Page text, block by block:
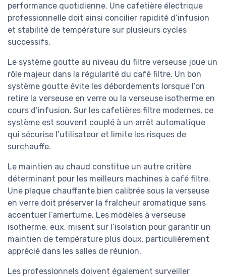
performance quotidienne. Une cafetière électrique
professionnelle doit ainsi concilier rapidité d’infusion
et stabilité de température sur plusieurs cycles
successifs.
Le système goutte au niveau du filtre verseuse joue un
rôle majeur dans la régularité du café filtre. Un bon
système goutte évite les débordements lorsque l’on
retire la verseuse en verre ou la verseuse isotherme en
cours d’infusion. Sur les cafetières filtre modernes, ce
système est souvent couplé à un arrêt automatique
qui sécurise l’utilisateur et limite les risques de
surchauffe.
Le maintien au chaud constitue un autre critère
déterminant pour les meilleurs machines à café filtre.
Une plaque chauffante bien calibrée sous la verseuse
en verre doit préserver la fraîcheur aromatique sans
accentuer l’amertume. Les modèles à verseuse
isotherme, eux, misent sur l’isolation pour garantir un
maintien de température plus doux, particulièrement
apprécié dans les salles de réunion.
Les professionnels doivent également surveiller